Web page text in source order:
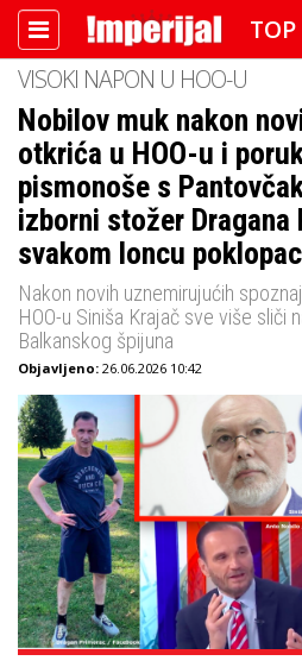
DETEKTOR
FOTO
IMPERIJAL VIDEO
IMPERIJAL & FREETIME
IMPERIJALOVE POZNATE
VISOKI NAPON U HOO-U
Nobilov muk nakon
otkrića u HOO-u i
pismonoše s
izborni stožer
svakom loncu poklopac
Nakon novih uznemirujućih
HOO-u Siniša Krajač sve više sliči
Balkanskog špijuna
Objavljeno: 26.06.2026 10:42